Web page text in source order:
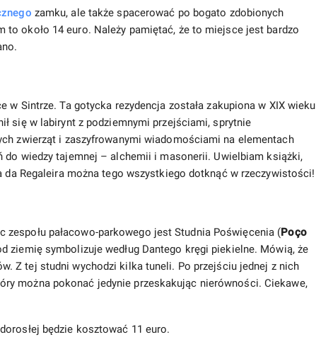
zamku, ale także spacerować po bogato zdobionych
to około 14 euro. Należy pamiętać, że to miejsce jest bardzo
w Sintrze. Ta gotycka rezydencja została zakupiona w XIX wieku
się w labirynt z podziemnymi przejściami, sprytnie
zwierząt i zaszyfrowanymi wiadomościami na elementach
wiedzy tajemnej – alchemii i masonerii. Uwielbiam książki,
Regaleira można tego wszystkiego dotknąć w rzeczywistości!
pałacowo-parkowego jest Studnia Poświęcenia (Poço
ziemię symbolizuje według Dantego kręgi piekielne. Mówią, że
Z tej studni wychodzi kilka tuneli. Po przejściu jednej z nich
można pokonać jedynie przeskakując nierówności. Ciekawe,
będzie kosztować 11 euro.